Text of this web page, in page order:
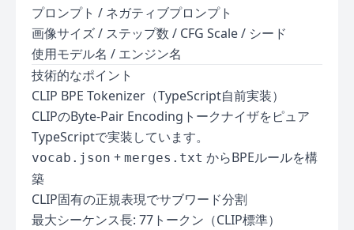
プロンプト / ネガティブプロンプト
画像サイズ / ステップ数 / CFG Scale / シード
使用モデル名 / エンジン名
技術的なポイント
CLIP BPE Tokenizer（TypeScript自前実装）
CLIPのByte-Pair Encodingトークナイザをピュア
TypeScriptで実装しています。
vocab.json + merges.txt からBPEルールを構
築
CLIP固有の正規表現でサブワード分割
最大シーケンス長: 77トークン（CLIP標準）